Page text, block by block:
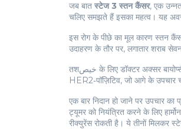
जब बात स्टेज 3 स्तन कैंसर, एक
चलिए समझते हैं इसका महत्व। यह
इस रोग के पीछे का मूल कारण स्तन
उदाहरण के तौर पर, लगातार शराब
तशخیص के लिए डॉक्टर अक्सर
HER2‑पॉज़िटिव, जो आगे के उपचार
एक बार निदान हो जाने पर उपचार
ट्यूमर को नियंत्रित करने के लिए
रीक्युरेंस रोकती है। ये तीनों मिलकर